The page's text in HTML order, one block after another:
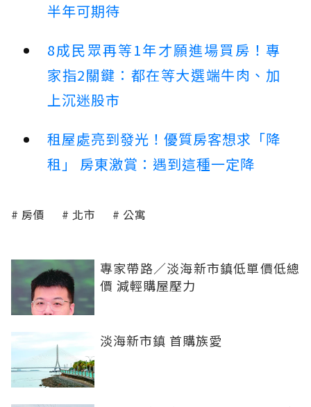
半年可期待
8成民眾再等1年才願進場買房！專
家指2關鍵：都在等大選端牛肉、加
上沉迷股市
租屋處亮到發光！優質房客想求「降
租」 房東激賞：遇到這種一定降
房價 北市 公寓
專家帶路／淡海新市鎮低單價低總
價 減輕購屋壓力
淡海新市鎮 首購族愛